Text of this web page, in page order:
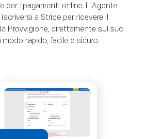
per i pagamenti online. L'Agente
a Stripe per ricevere il
Provvigione, direttamente sul suo
rapido, facile e sicuro.